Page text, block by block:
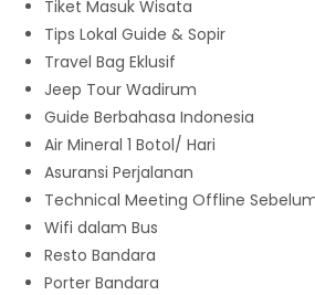
Tiket Masuk Wisata
Tips Lokal Guide & Sopir
Travel Bag Eklusif
Jeep Tour Wadirum
Guide Berbahasa Indonesia
Air Mineral 1 Botol/ Hari
Asuransi Perjalanan
Technical Meeting Offline
Wifi dalam Bus
Resto Bandara
Porter Bandara